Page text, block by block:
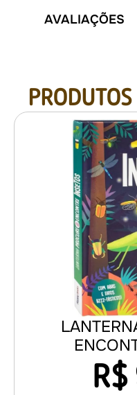
AVALIAÇÕES
R$